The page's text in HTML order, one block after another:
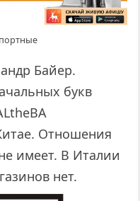
Байер.
букв
Отношения
имеет. В Италии
нет.